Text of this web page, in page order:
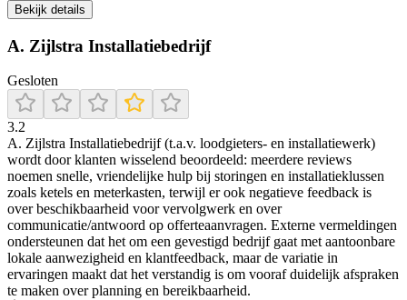
Bekijk details
A. Zijlstra Installatiebedrijf
Gesloten
3.2
A. Zijlstra Installatiebedrijf (t.a.v. loodgieters- en installatiewerk)
wordt door klanten wisselend beoordeeld: meerdere reviews
noemen snelle, vriendelijke hulp bij storingen en installatieklussen
zoals ketels en meterkasten, terwijl er ook negatieve feedback is
over beschikbaarheid voor vervolgwerk en over
communicatie/antwoord op offerteaanvragen. Externe vermeldingen
ondersteunen dat het om een gevestigd bedrijf gaat met aantoonbare
lokale aanwezigheid en klantfeedback, maar de variatie in
ervaringen maakt dat het verstandig is om vooraf duidelijk afspraken
te maken over planning en bereikbaarheid.